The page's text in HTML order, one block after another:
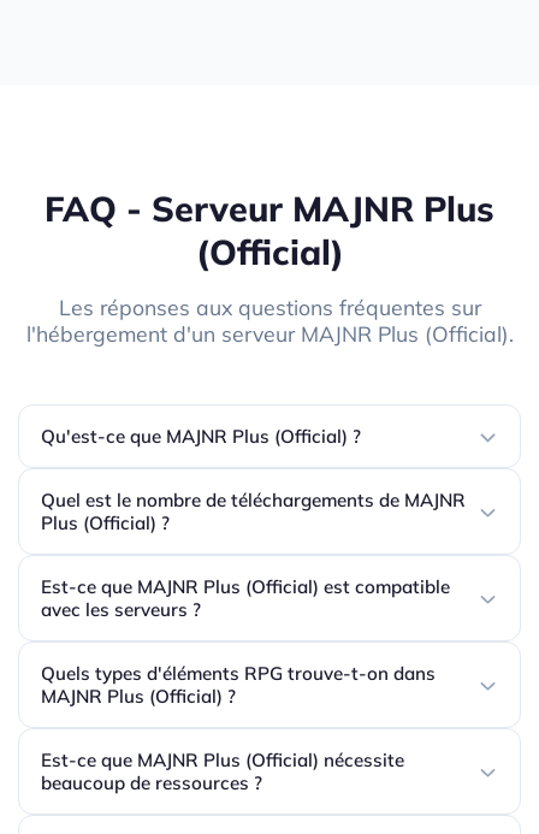
FAQ - Serveur MAJNR Plus
(Official)
Les réponses aux questions fréquentes sur
l'hébergement d'un serveur MAJNR Plus (Official).
Qu'est-ce que MAJNR Plus (Official) ?
Quel est le nombre de téléchargements de MAJNR
Plus (Official) ?
Est-ce que MAJNR Plus (Official) est compatible
avec les serveurs ?
Quels types d'éléments RPG trouve-t-on dans
MAJNR Plus (Official) ?
Est-ce que MAJNR Plus (Official) nécessite
beaucoup de ressources ?